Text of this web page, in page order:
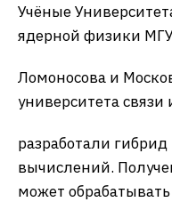
Учёные
ядерной физики
Ломоносова и
университета
разработали
вычислений.
может